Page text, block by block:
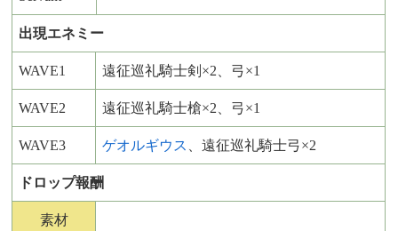
出現エネミー
WAVE1 遠征巡礼騎士剣×2、弓×1
WAVE2 遠征巡礼騎士槍×2、弓×1
WAVE3 ゲオルギウス 、遠征巡礼騎士弓×2
ドロップ報酬
素材